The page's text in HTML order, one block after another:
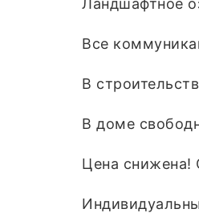
Ландшафтное
Все
В
В доме
Цена снижена!